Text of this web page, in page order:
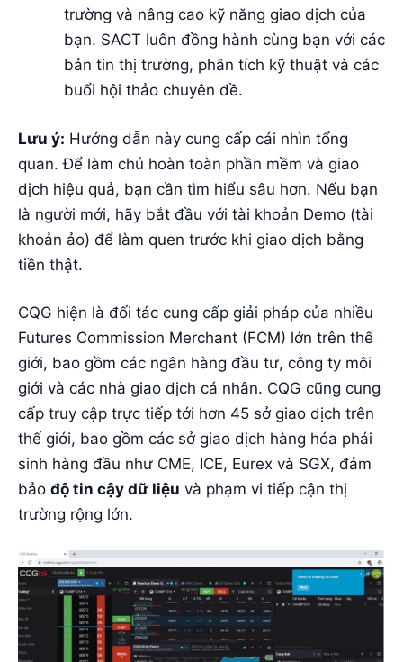
trường và nâng cao kỹ năng giao dịch của
bạn. SACT luôn đồng hành cùng bạn với các
bản tin thị trường, phân tích kỹ thuật và các
buổi hội thảo chuyên đề.
Lưu ý: Hướng dẫn này cung cấp cái nhìn tổng
quan. Để làm chủ hoàn toàn phần mềm và giao
dịch hiệu quả, bạn cần tìm hiểu sâu hơn. Nếu bạn
là người mới, hãy bắt đầu với tài khoản Demo (tài
khoản ảo) để làm quen trước khi giao dịch bằng
tiền thật.
CQG hiện là đối tác cung cấp giải pháp của nhiều
Futures Commission Merchant (FCM) lớn trên thế
giới, bao gồm các ngân hàng đầu tư, công ty môi
giới và các nhà giao dịch cá nhân. CQG cũng cung
cấp truy cập trực tiếp tới hơn 45 sở giao dịch trên
thế giới, bao gồm các sở giao dịch hàng hóa phái
sinh hàng đầu như CME, ICE, Eurex và SGX, đảm
bảo độ tin cậy dữ liệu và phạm vi tiếp cận thị
trường rộng lớn.